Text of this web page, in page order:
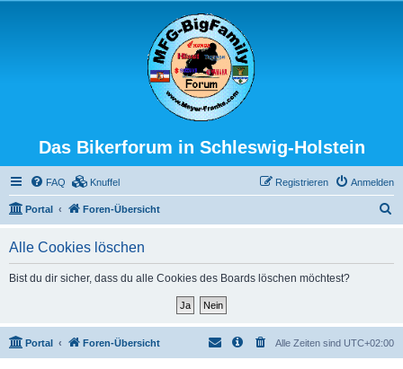
Das Bikerforum in Schleswig-Holstein
FAQ Knuffel Anmelden
Registrieren
Portal Foren-Übersicht
Alle Cookies löschen
Bist du dir sicher, dass du alle Cookies des Boards löschen möchtest?
Portal Foren-Übersicht Alle Zeiten sind UTC+02:00